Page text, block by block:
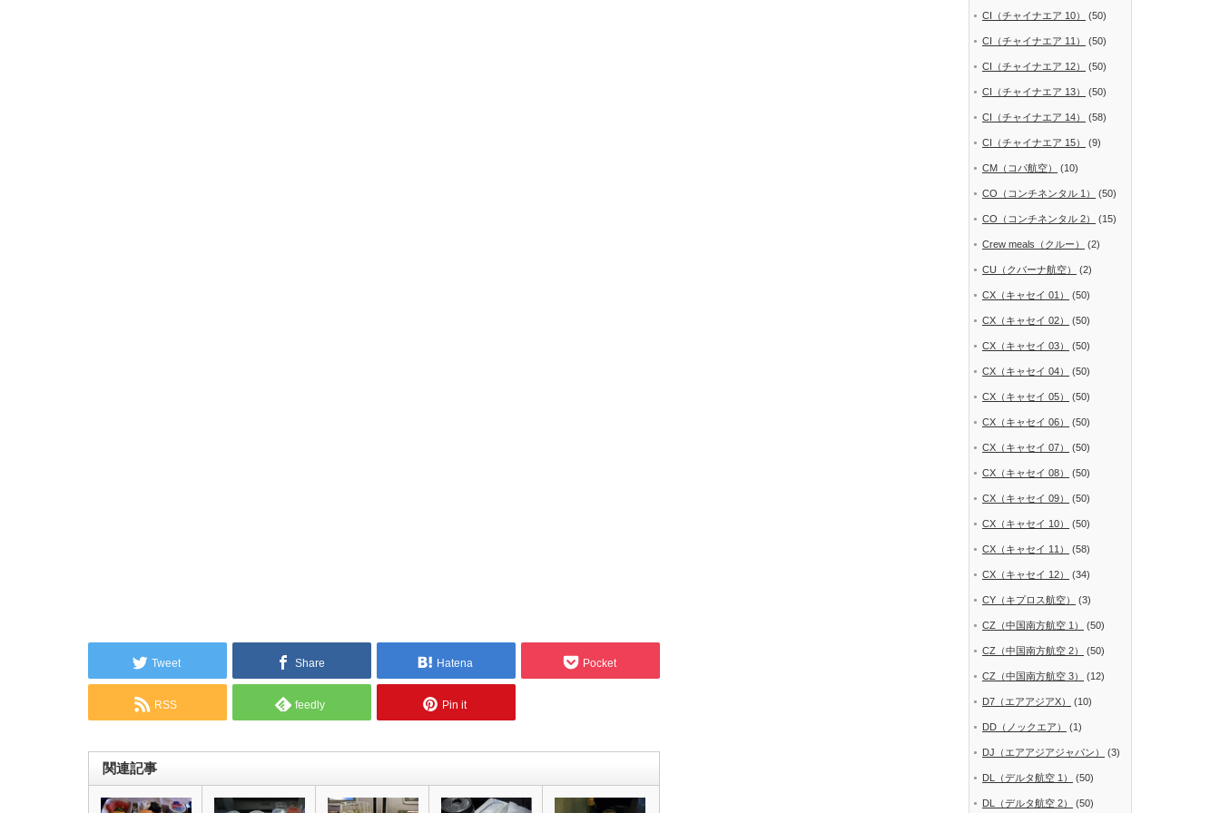
Tweet Share Hatena Pocket
RSS feedly Pin it
関連記事
CI（チャイナエア 10） (50)
CI（チャイナエア 11） (50)
CI（チャイナエア 12） (50)
CI（チャイナエア 13） (50)
CI（チャイナエア 14） (58)
CI（チャイナエア 15） (9)
CM（コパ航空） (10)
CO（コンチネンタル 1） (50)
CO（コンチネンタル 2） (15)
Crew meals（クルー） (2)
CU（クバーナ航空） (2)
CX（キャセイ 01） (50)
CX（キャセイ 02） (50)
CX（キャセイ 03） (50)
CX（キャセイ 04） (50)
CX（キャセイ 05） (50)
CX（キャセイ 06） (50)
CX（キャセイ 07） (50)
CX（キャセイ 08） (50)
CX（キャセイ 09） (50)
CX（キャセイ 10） (50)
CX（キャセイ 11） (58)
CX（キャセイ 12） (34)
CY（キプロス航空） (3)
CZ（中国南方航空 1） (50)
CZ（中国南方航空 2） (50)
CZ（中国南方航空 3） (12)
D7（エアアジアX） (10)
DD（ノックエア） (1)
DJ（エアアジアジャパン） (3)
DL（デルタ航空 1） (50)
DL（デルタ航空 2） (50)